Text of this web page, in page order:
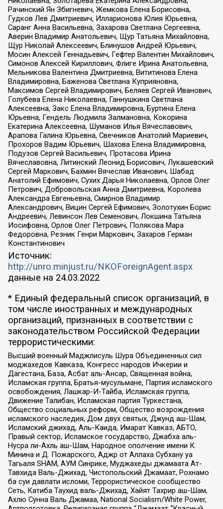
Рачинский Ян Збигневич, Жемкова Елена Борисовна,
Гудков Лев Дмитриевич, Илларионова Юлия Юрьевна,
Саранг Анна Васильевна, Захарова Светлана Сергеевна,
Аверин Владимир Анатольевич, Щур Татьяна Михайловна,
Щур Николай Алексеевич, Блинушов Андрей Юрьевич,
Мосин Алексей Геннадьевич, Гефтер Валентин Михайлович,
Симонов Алексей Кириллович, Флиге Ирина Анатольевна,
Мельникова Валентина Дмитриевна, Вититинова Елена
Владимировна, Баженова Светлана Куприяновна,
Максимов Сергей Владимирович, Беляев Сергей Иванович,
Голубева Елена Николаевна, Ганнушкина Светлана
Алексеевна, Закс Елена Владимировна, Буртина Елена
Юрьевна, Гендель Людмила Залмановна, Кокорина
Екатерина Алексеевна, Шуманов Илья Вячеславович,
Арапова Галина Юрьевна, Свечников Анатолий Мариевич,
Прохоров Вадим Юрьевич, Шахова Елена Владимировна,
Подузов Сергей Васильевич, Протасова Ирина
Вячеславовна, Литинский Леонид Борисович, Лукашевский
Сергей Маркович, Бахмин Вячеслав Иванович, Шабад
Анатолий Ефимович, Сухих Дарья Николаевна, Орлов Олег
Петрович, Добровольская Анна Дмитриевна, Королева
Александра Евгеньевна, Смирнов Владимир
Александрович, Вицин Сергей Ефимович, Золотухин Борис
Андреевич, Левинсон Лев Семенович, Локшина Татьяна
Иосифовна, Орлов Олег Петрович, Полякова Мара
Федоровна, Резник Генри Маркович, Захаров Герман
Константинович
Источник:
http://unro.minjust.ru/NKOForeignAgent.aspx
данные на 24.03.2022
* Единый федеральный список организаций, в
том числе иностранных и международных
организаций, признанных в соответствии с
законодательством Российской Федерации
террористическими:
Высший военный Маджлисуль Шура Объединенных сил
моджахедов Кавказа, Конгресс народов Ичкерии и
Дагестана, База, Асбат аль-Ансар, Священная война,
Исламская группа, Братья-мусульмане, Партия исламского
освобождения, Лашкар-И-Тайба, Исламская группа,
Движение Талибан, Исламская партия Туркестана,
Общество социальных реформ, Общество возрождения
исламского наследия, Дом двух святых, Джунд аш-Шам,
Исламский джихад, Аль-Каида, Имарат Кавказ, АБТО,
Правый сектор, Исламское государство, Джабха аль-
Нусра ли-Ахль аш-Шам, Народное ополчение имени К.
Минина и Д. Пожарского, Аджр от Аллаха Субхану уа
Тагьаля SHAM, АУМ Синрике, Муджахеды джамаата Ат-
Тавхида Валь-Джихад, Чистопольский Джамаат, Рохнамо
ба суи давлати исломи, Террористическое сообщество
Сеть, Катиба Таухид валь-Джихад, Хайят Тахрир аш-Шам,
Ахлю Сунна Валь Джамаа, National Socialism/White Power,